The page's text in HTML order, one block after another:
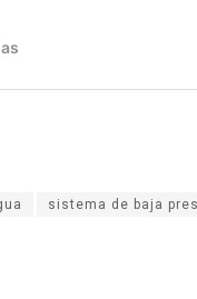
sistema de baja